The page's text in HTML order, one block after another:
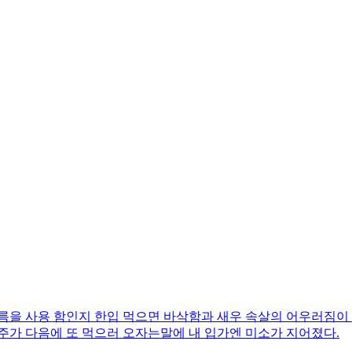
사용 함인지 한입 먹으면 바삭함과 새우 속살의 어우러짐
다음에 또 먹으러 오자는말에 내 입가엔 미소가 지어졌다.